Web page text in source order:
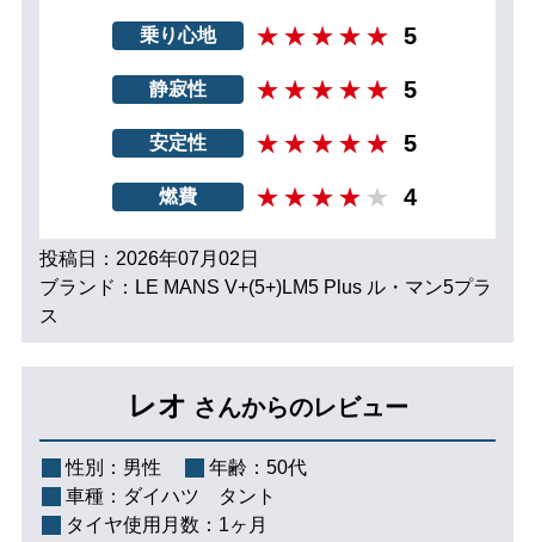
乗り心地 5
静寂性 5
安定性 5
燃費 4
投稿日：2026年07月02日
ブランド：LE MANS V+(5+)LM5 Plus ル・マン5プラ
ス
レオ さんからのレビュー
性別： 男性 年齢： 50代
車種： ダイハツ タント
タイヤ使用月数： 1ヶ月